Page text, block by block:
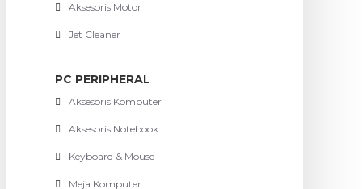
Aksesoris Motor
Jet Cleaner
PC PERIPHERAL
Aksesoris Komputer
Aksesoris Notebook
Keyboard & Mouse
Meja Komputer